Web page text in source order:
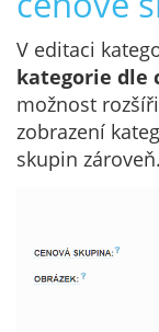
V editaci
kategorie dle
možnost
zobrazení
skupin zároveň.